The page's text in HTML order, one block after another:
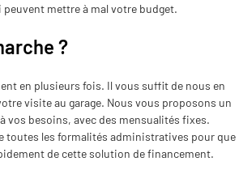
peuvent mettre à mal votre budget.
?
en plusieurs fois. Il vous suffit de nous en
visite au garage. Nous vous proposons un
vos besoins, avec des mensualités fixes.
toutes les formalités administratives pour que
de cette solution de financement.